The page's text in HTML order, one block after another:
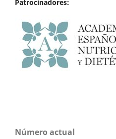
Patrocinadores:
Número actual